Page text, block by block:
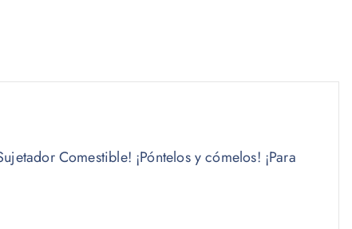
Comestible! ¡Póntelos y cómelos! ¡Para